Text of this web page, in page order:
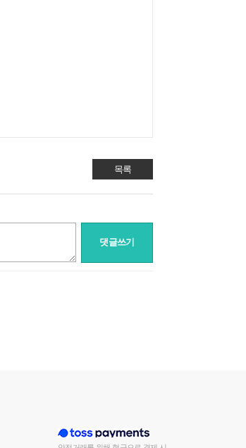
목록
댓글쓰기